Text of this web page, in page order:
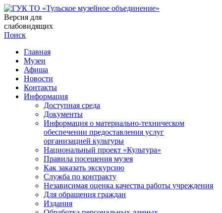
Версия для
слабовидящих
Поиск
Главная
Музеи
Афиша
Новости
Контакты
Информация
Доступная среда
Документы
Информация о материально-техническом
обеспечении предоставления услуг
организацией культуры
Национальный проект «Культура»
Правила посещения музея
Как заказать экскурсию
Служба по контракту
Независимая оценка качества работы учреждения
Для обращения граждан
Издания